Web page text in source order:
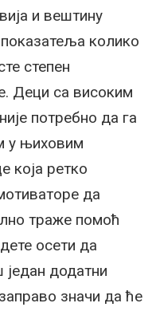
и вештину
колико
степен
Деци са високим
потребно да га
у њиховим
која ретко
да
траже помоћ
осети да
додатни
значи да ће